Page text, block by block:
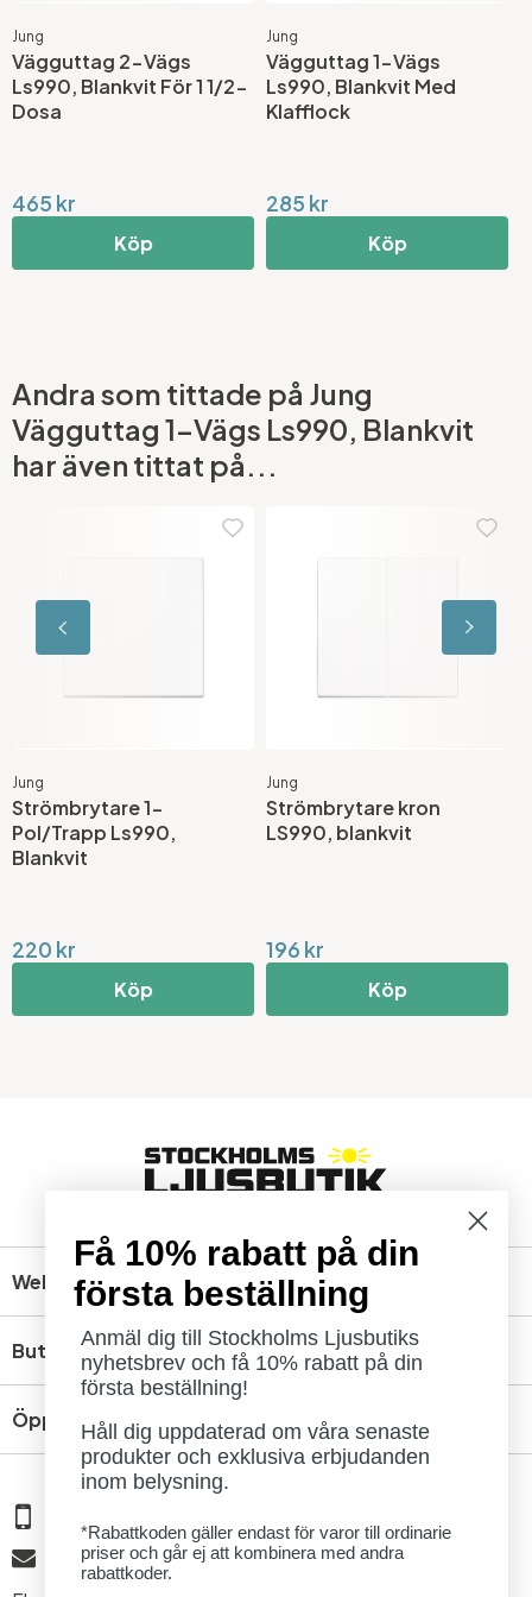
Jung
Vägguttag 2-Vägs
Ls990, Blankvit För 1 1/2-
Dosa
465 kr
Köp
Jung
Vägguttag 1-Vägs
Ls990, Blankvit Med
Klafflock
285 kr
Köp
Andra som tittade på Jung
Vägguttag 1-Vägs Ls990, Blankvit
har även tittat på...
Jung
Strömbrytare 1-
Pol/Trapp Ls990,
Blankvit
220 kr
Köp
Jung
Strömbrytare kron
LS990, blankvit
196 kr
Köp
Webbshop
Butik
Öppettider
info@ljusbutik.se
Få 10% rabatt på din
första beställning
Anmäl dig till Stockholms Ljusbutiks
nyhetsbrev och få 10% rabatt på din
första beställning!
Håll dig uppdaterad om våra senaste
produkter och exklusiva erbjudanden
inom belysning.
*Rabattkoden gäller endast för varor till ordinarie
priser och går ej att kombinera med andra
rabattkoder.